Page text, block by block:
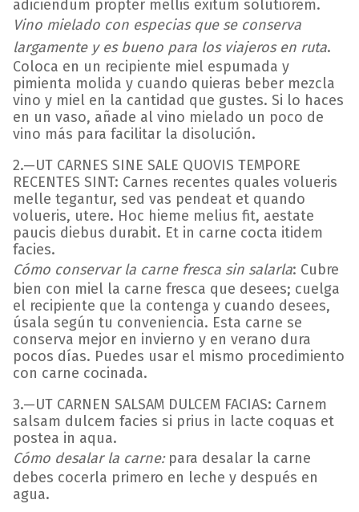
adiciendum propter mellis exitum solutiorem.
Vino mielado con especias que se conserva
largamente y es bueno para los viajeros en ruta.
Coloca en un recipiente miel espumada y
pimienta molida y cuando quieras beber mezcla
vino y miel en la cantidad que gustes. Si lo haces
en un vaso, añade al vino mielado un poco de
vino más para facilitar la disolución.
2.—UT CARNES SINE SALE QUOVIS TEMPORE
RECENTES SINT: Carnes recentes quales volueris
melle tegantur, sed vas pendeat et quando
volueris, utere. Hoc hieme melius fit, aestate
paucis diebus durabit. Et in carne cocta itidem
facies.
Cómo conservar la carne fresca sin salarla: Cubre
bien con miel la carne fresca que desees; cuelga
el recipiente que la contenga y cuando desees,
úsala según tu conveniencia. Esta carne se
conserva mejor en invierno y en verano dura
pocos días. Puedes usar el mismo procedimiento
con carne cocinada.
3.—UT CARNEN SALSAM DULCEM FACIAS: Carnem
salsam dulcem facies si prius in lacte coquas et
postea in aqua.
Cómo desalar la carne:para desalar la carne
debes cocerla primero en leche y después en
agua.